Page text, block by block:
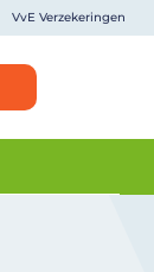
VvE Verzekeringen